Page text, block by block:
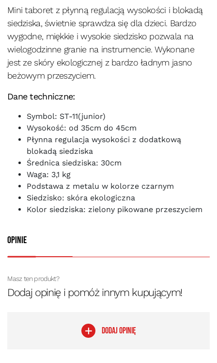
Opinie
Masz ten produkt?
Dodaj opinię i pomóż innym kupującym!
DODAJ OPINIĘ
Mini taboret z płynną regulacją wysokości i blokadą
siedziska, świetnie sprawdza się dla dzieci. Bardzo
wygodne, miękkie i wysokie siedzisko pozwala na
wielogodzinne granie na instrumencie. Wykonane
jest ze skóry ekologicznej z bardzo ładnym jasno
beżowym przeszyciem.
Dane techniczne:
Symbol: ST-11(junior)
Wysokość: od 35cm do 45cm
Płynna regulacja wysokości z dodatkową
blokadą siedziska
Średnica siedziska: 30cm
Waga: 3,1 kg
Podstawa z metalu w kolorze czarnym
Siedzisko: skóra ekologiczna
Kolor siedziska: zielony pikowane przeszyciem